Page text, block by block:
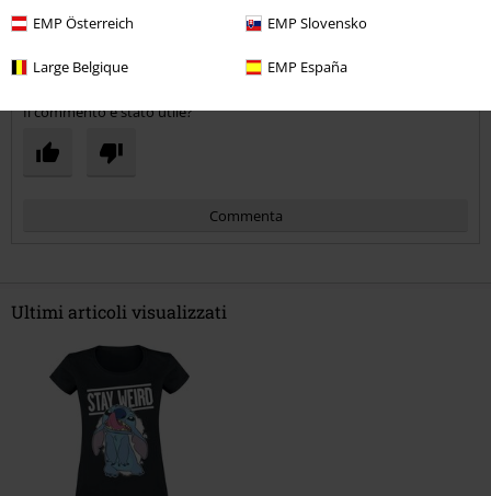
EMP Österreich EMP Slovensko
Large Belgique EMP España
Troppo corto
Perfetto
Recensione verificata
Il commento è stato utile?
Commenta
Invia un commento
Ultimi articoli visualizzati